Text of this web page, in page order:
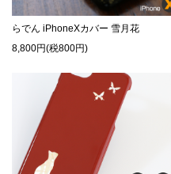
らでん iPhoneXカバー 雪月花
8,800円(税800円)